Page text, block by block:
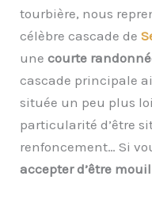
tourbière, nous
célèbre cascade de
une courte
cascade principale
située un peu plus
particularité d’être
renfoncement… Si
accepter d’être